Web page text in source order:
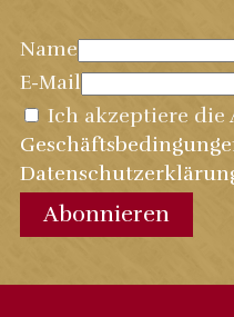
Name
E-Mail
Ich akzeptiere die
Abonnieren